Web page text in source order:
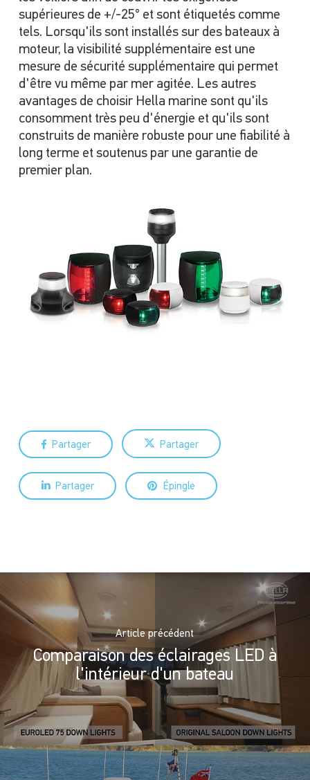
supérieures de +/-25° et sont étiquetés comme
tels. Lorsqu'ils sont installés sur des bateaux à
moteur, la visibilité supplémentaire est une
mesure de sécurité supplémentaire qui permet
d'être vu même par mer agitée. Les autres
avantages de choisir Hella marine sont qu'ils
consomment très peu d'énergie et qu'ils sont
construits de manière robuste pour une fiabilité à
long terme et soutenus par une garantie de
premier plan.
Partager Partager
Partager Épingle
Article précédent
Comparaison des éclairages LED à
l'intérieur d'un bateau